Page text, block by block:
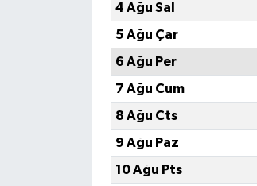
4 Ağu Sal
5 Ağu Çar
6 Ağu Per
7 Ağu Cum
8 Ağu Cts
9 Ağu Paz
10 Ağu Pts